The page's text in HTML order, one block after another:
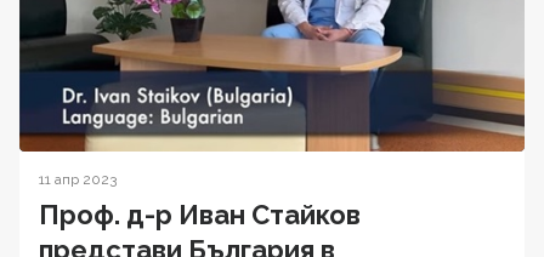
11 апр 2023
Проф. д-р Иван Стайков
представи България в